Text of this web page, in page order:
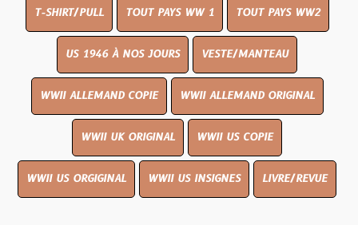
T-SHIRT/PULL TOUT PAYS WW 1 TOUT PAYS WW2
US 1946 À NOS JOURS VESTE/MANTEAU
WWII ALLEMAND COPIE WWII ALLEMAND ORIGINAL
WWII UK ORIGINAL WWII US COPIE
WWII US ORGIGINAL WWII US INSIGNES LIVRE/REVUE